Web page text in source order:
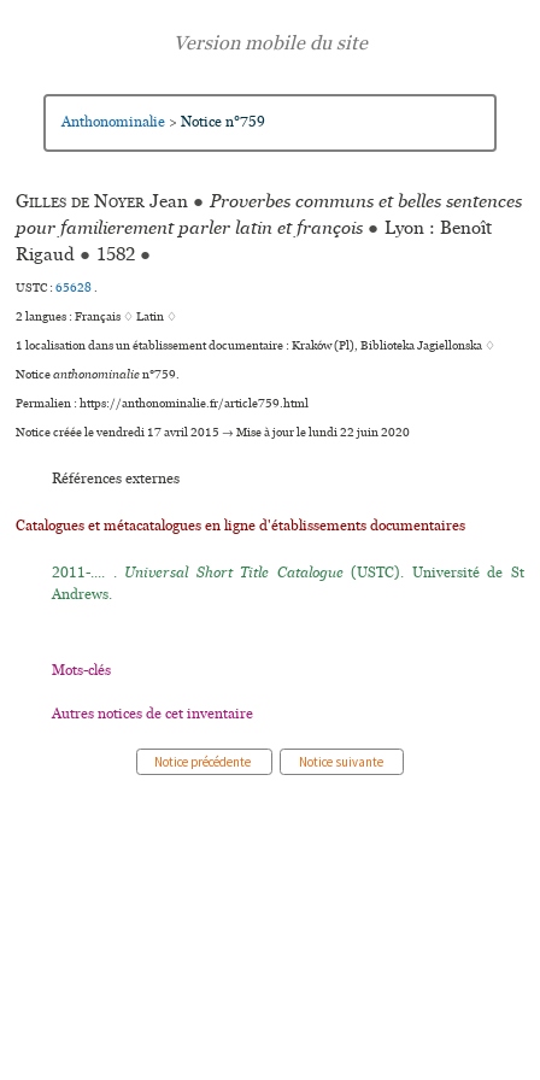
Anthonominalie > Notice n°759
Gilles de Noyer Jean ● Proverbes communs et belles sentences
pour familierement parler latin et françois ● Lyon : Benoît
Rigaud ● 1582 ●
USTC :65628.
2 langues :Français ♢Latin ♢
1 localisation dans un établissement documentaire : Kraków (Pl), Biblioteka Jagiellonska ♢
Noticeanthonominalien°759.
Permalien : https://anthonominalie.fr/article759.html
Notice créée le vendredi 17 avril 2015 → Mise à jour le lundi 22 juin 2020
Références externes
Catalogues et métacatalogues en ligne d'établissements documentaires
2011-.... . Universal Short Title Catalogue(USTC). Université de St
Andrews.
Mots-clés
Autres notices de cet inventaire
Notice précédente Notice suivante